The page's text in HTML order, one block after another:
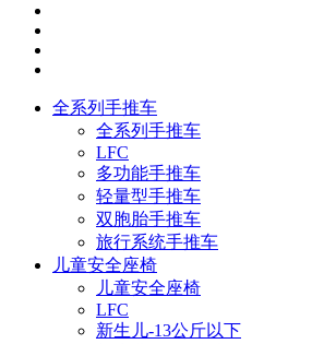
全系列手推车
全系列手推车
LFC
多功能手推车
轻量型手推车
双胞胎手推车
旅行系统手推车
儿童安全座椅
儿童安全座椅
LFC
新生儿-13公斤以下